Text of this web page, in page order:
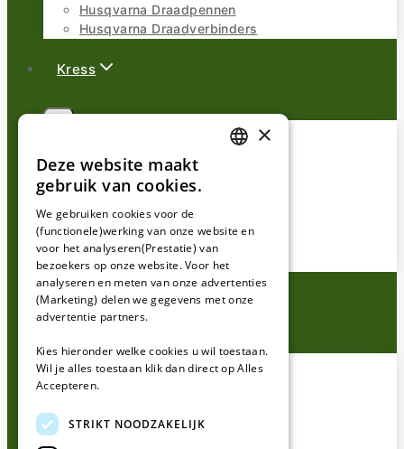
Husqvarna Draadpennen
Husqvarna Draadverbinders
Kress
Kress Perimeterdraad
Kress Kabeltesters
Kress Reparatie sets
Kress Draadpennen
Kress Draadverbinders
Parkside
Alles voor Parkside
Parkside Mesjes
Parkside Kabeltesters
GERMAN
×
Deze website maakt
gebruik van cookies.
We gebruiken cookies voor de
(functionele)werking van onze website en
voor het analyseren(Prestatie) van
bezoekers op onze website. Voor het
analyseren en meten van onze advertenties
(Marketing) delen we gegevens met onze
advertentie partners.
Kies hieronder welke cookies u wil toestaan.
Wil je alles toestaan klik dan direct op Alles
Accepteren.
STRIKT NOODZAKELIJK